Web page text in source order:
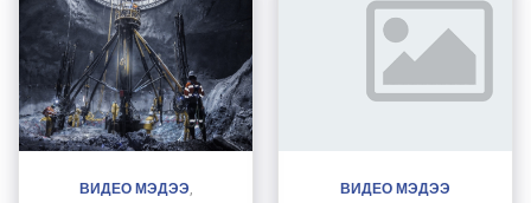
ВИДЕО МЭДЭЭ ВИДЕО МЭДЭЭ